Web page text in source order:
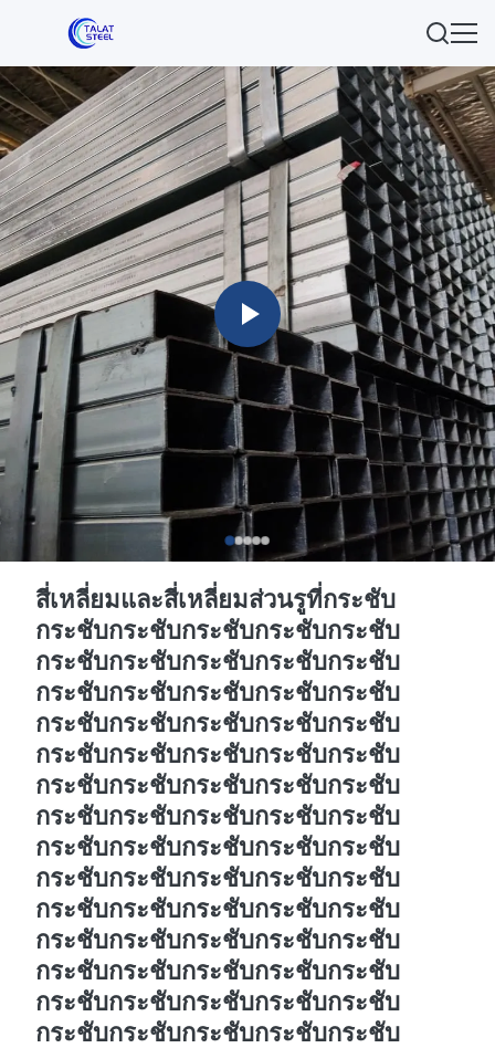
สี่เหลี่ยมและสี่เหลี่ยมส่วนรูที่กระชับ
กระชับกระชับกระชับกระชับกระชับ
กระชับกระชับกระชับกระชับกระชับ
กระชับกระชับกระชับกระชับกระชับ
กระชับกระชับกระชับกระชับกระชับ
กระชับกระชับกระชับกระชับกระชับ
กระชับกระชับกระชับกระชับกระชับ
กระชับกระชับกระชับกระชับกระชับ
กระชับกระชับกระชับกระชับกระชับ
กระชับกระชับกระชับกระชับกระชับ
กระชับกระชับกระชับกระชับกระชับ
กระชับกระชับกระชับกระชับกระชับ
กระชับกระชับกระชับกระชับกระชับ
กระชับกระชับกระชับกระชับกระชับ
กระชับกระชับกระชับกระชับกระชับ